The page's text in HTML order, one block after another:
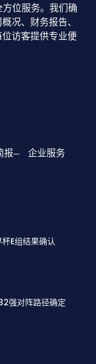
位服务。我们确
况、财务报告、
访客提供专业便
报
企业服务
E组结果确认
强对阵路径确定